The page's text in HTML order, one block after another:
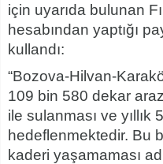
için uyarıda bulunan
hesabından yaptığı
kullandı:
“Bozova-Hilvan-
109 bin 580 dekar
ile sulanması ve yıllık
hedeflenmektedir. Bu
kaderi yaşamaması